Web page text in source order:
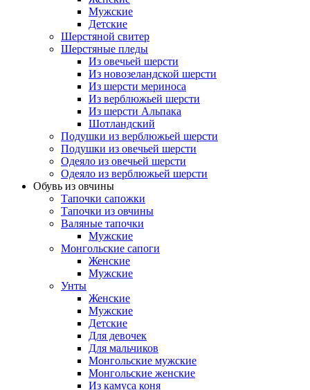
Мужские
Детские
Шерстяной свитер
Шерстяные пледы
Из овечьей шерсти
Из новозеландской шерсти
Из шерсти мериноса
Из верблюжьей шерсти
Из шерсти Альпака
Шотландский
Подушки из верблюжьей шерсти
Подушки из овечьей шерсти
Одеяло из овечьей шерсти
Одеяло из верблюжьей шерсти
Обувь из овчины
Тапочки сапожки
Тапочки из овчины
Валяные тапочки
Мужские
Монгольские сапоги
Женские
Мужские
Унты
Женские
Мужские
Детские
Для девочек
Для мальчиков
Монгольские мужские
Монгольские женские
Из камуса коня